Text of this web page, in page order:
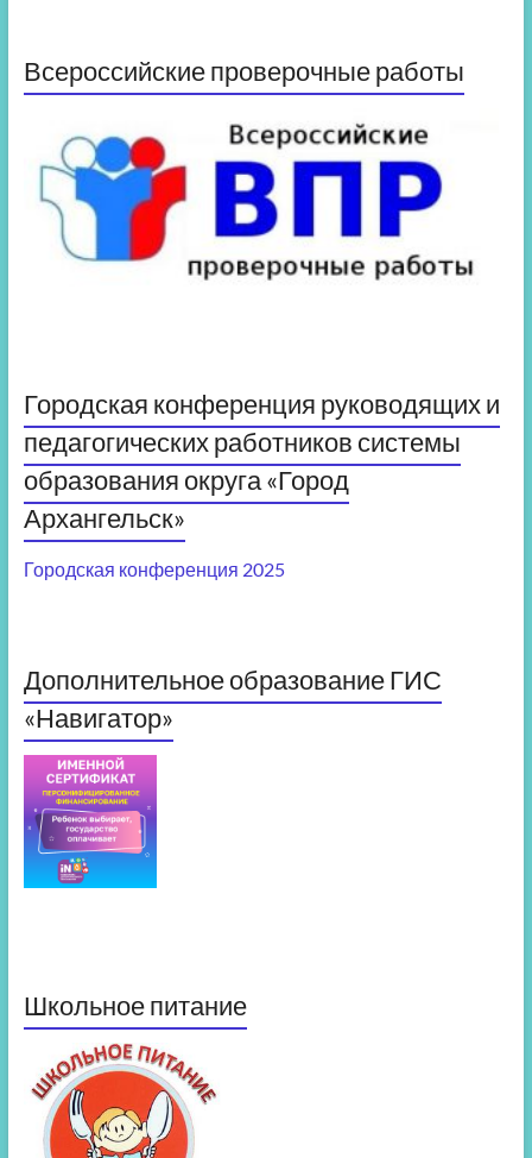
Всероссийские проверочные работы
Городская конференция руководящих и
педагогических работников системы
образования округа «Город
Архангельск»
Городская конференция 2025
Дополнительное образование ГИС
«Навигатор»
Школьное питание